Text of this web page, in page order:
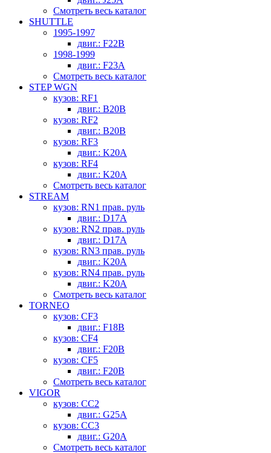
Смотреть весь каталог
SHUTTLE
1995-1997
двиг.: F22B
1998-1999
двиг.: F23A
Смотреть весь каталог
STEP WGN
кузов: RF1
двиг.: B20B
кузов: RF2
двиг.: B20B
кузов: RF3
двиг.: K20A
кузов: RF4
двиг.: K20A
Смотреть весь каталог
STREAM
кузов: RN1 прав. руль
двиг.: D17A
кузов: RN2 прав. руль
двиг.: D17A
кузов: RN3 прав. руль
двиг.: K20A
кузов: RN4 прав. руль
двиг.: K20A
Смотреть весь каталог
TORNEO
кузов: CF3
двиг.: F18B
кузов: CF4
двиг.: F20B
кузов: CF5
двиг.: F20B
Смотреть весь каталог
VIGOR
кузов: CC2
двиг.: G25A
кузов: CC3
двиг.: G20A
Смотреть весь каталог